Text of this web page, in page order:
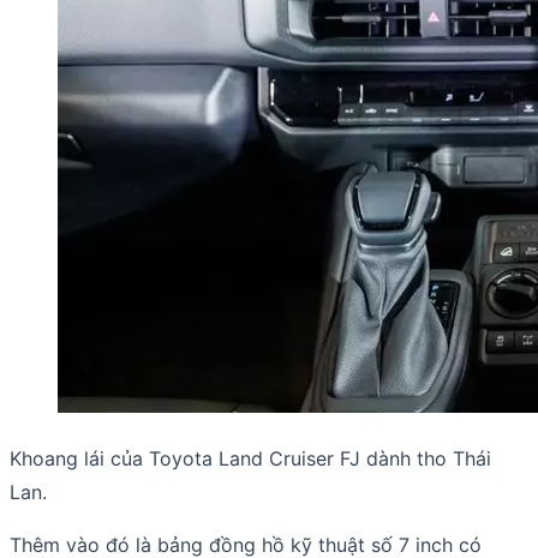
Khoang lái của Toyota Land Cruiser FJ dành tho Thái
Lan.
Thêm vào đó là bảng đồng hồ kỹ thuật số 7 inch có